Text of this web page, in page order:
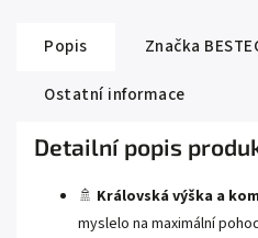
Popis Značka
Ostatní informace
Detailní popis
🚿 Královská výška a
myslelo na maximální